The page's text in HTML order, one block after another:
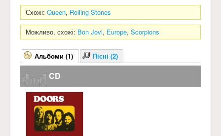
Схожі: Queen, Rolling Stones
Можливо, схожі: Bon Jovi, Europe, Scorpions
Альбоми (1) Пісні (2)
CD